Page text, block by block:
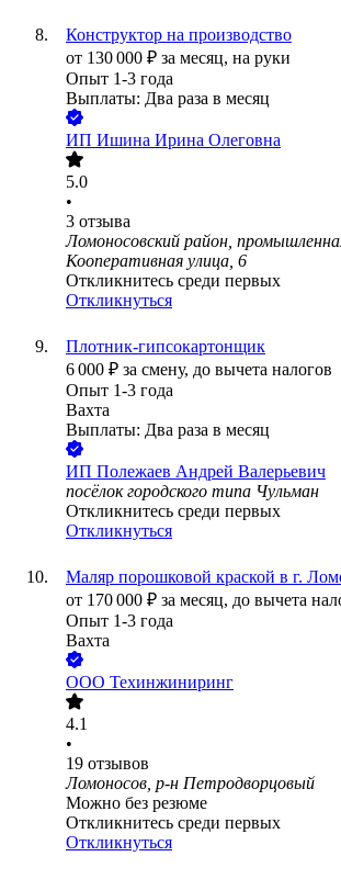
Конструктор на производство
от 130 000 ₽ за месяц, на руки
Опыт 1-3 года
Выплаты: Два раза в месяц
ИП Ишина Ирина Олеговна
5.0
•
3 отзыва
Ломоносовский район,
Кооперативная улица, 6
Откликнитесь среди первых
Откликнуться
Плотник-гипсокартонщик
6 000 ₽ за смену, до вычета налогов
Опыт 1-3 года
Вахта
Выплаты: Два раза в месяц
ИП Полежаев Андрей Валерьевич
посёлок городского типа Чульман
Откликнитесь среди первых
Откликнуться
Маляр порошковой краской в г.
от 170 000 ₽ за месяц, до вычета
Опыт 1-3 года
Вахта
ООО Техинжиниринг
4.1
•
19 отзывов
Ломоносов, р-н Петродворцовый
Можно без резюме
Откликнитесь среди первых
Откликнуться